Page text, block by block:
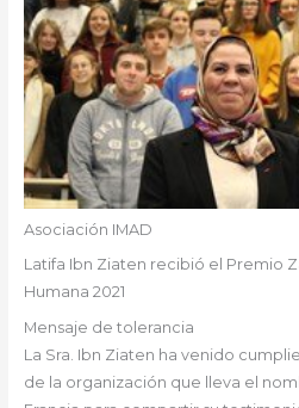
Asociación IMAD
Latifa Ibn Ziaten recibió el Premio
Humana 2021
Mensaje de tolerancia
La Sra. Ibn Ziaten ha venido
de la organización que lleva el